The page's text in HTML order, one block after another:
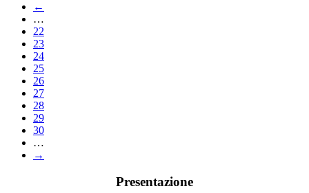
←
…
22
23
24
25
26
27
28
29
30
…
→
Presentazione